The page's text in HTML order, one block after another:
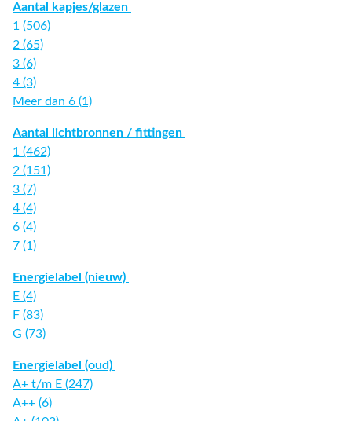
Aantal kapjes/glazen
1 (506)
2 (65)
3 (6)
4 (3)
Meer dan 6 (1)
Aantal lichtbronnen / fittingen
1 (462)
2 (151)
3 (7)
4 (4)
6 (4)
7 (1)
Energielabel (nieuw)
E (4)
F (83)
G (73)
Energielabel (oud)
A+ t/m E (247)
A++ (6)